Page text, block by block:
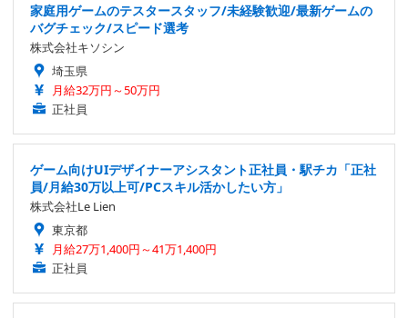
家庭用ゲームのテスタースタッフ/未経験歓迎/最新ゲームの
バグチェック/スピード選考
株式会社キソシン
埼玉県
月給32万円～50万円
正社員
ゲーム向けUIデザイナーアシスタント正社員・駅チカ「正社
員/月給30万以上可/PCスキル活かしたい方」
株式会社Le Lien
東京都
月給27万1,400円～41万1,400円
正社員